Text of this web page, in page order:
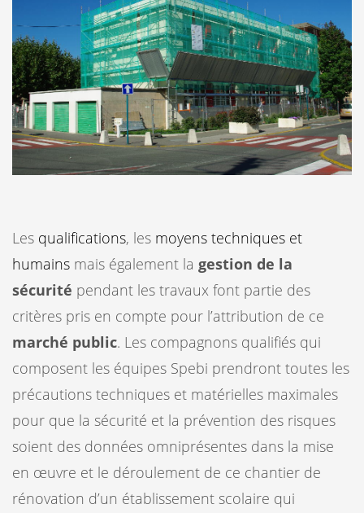
Les qualifications, les moyens techniques et
humains mais également la gestion de la
sécurité pendant les travaux font partie des
critères pris en compte pour l’attribution de ce
marché public. Les compagnons qualifiés qui
composent les équipes Spebi prendront toutes les
précautions techniques et matérielles maximales
pour que la sécurité et la prévention des risques
soient des données omniprésentes dans la mise
en œuvre et le déroulement de ce chantier de
rénovation d’un établissement scolaire qui